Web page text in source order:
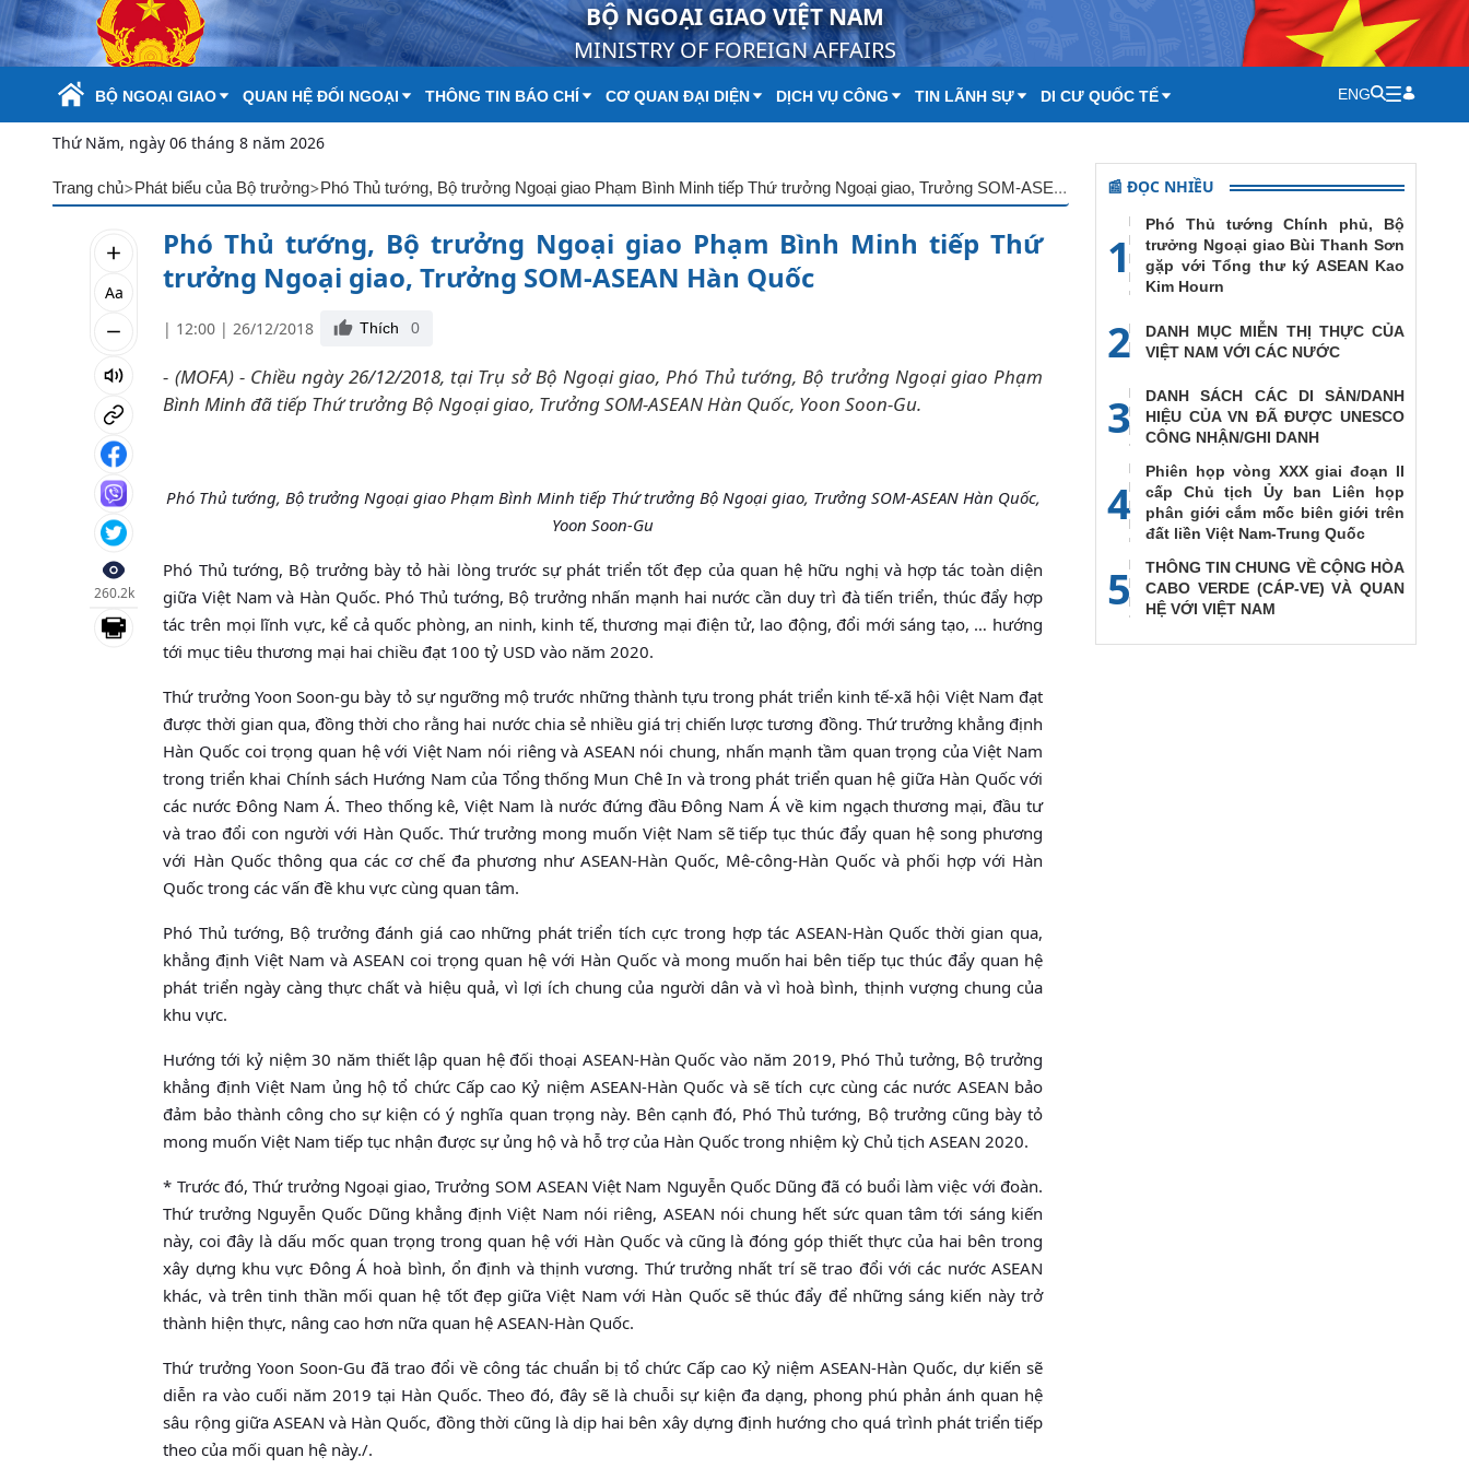
Skip to Main Content BỘ NGOẠI GIAO VIỆT NAM
MINISTRY OF FOREIGN AFFAIRS
BỘ NGOẠI GIAO QUAN HỆ ĐỐI NGOẠI THÔNG TIN BÁO CHÍ CƠ QUAN ĐẠI DIỆN DỊCH VỤ CÔNG TIN LÃNH SỰ DI CƯ QUỐC TẾ ENG
Thứ Năm, ngày 06 tháng 8 năm 2026
Trang chủ>Phát biểu của Bộ trưởng> Phó Thủ tướng, Bộ trưởng Ngoại giao Phạm Bình Minh tiếp Thứ trưởng Ngoại giao, Trưởng SOM-ASEAN Hàn Quốc
Aa
260.2k
Phó Thủ tướng, Bộ trưởng Ngoại giao Phạm Bình Minh tiếp Thứ
trưởng Ngoại giao, Trưởng SOM-ASEAN Hàn Quốc
| 12:00 | 26/12/2018 Thích 0
- (MOFA) - Chiều ngày 26/12/2018, tại Trụ sở Bộ Ngoại giao, Phó Thủ tướng, Bộ trưởng Ngoại giao Phạm
Bình Minh đã tiếp Thứ trưởng Bộ Ngoại giao, Trưởng SOM-ASEAN Hàn Quốc, Yoon Soon-Gu.
Phó Thủ tướng, Bộ trưởng Ngoại giao Phạm Bình Minh tiếp Thứ trưởng Bộ Ngoại giao, Trưởng SOM-ASEAN Hàn Quốc,
Yoon Soon-Gu
Phó Thủ tướng, Bộ trưởng bày tỏ hài lòng trước sự phát triển tốt đẹp của quan hệ hữu nghị và hợp tác toàn diện
giữa Việt Nam và Hàn Quốc. Phó Thủ tướng, Bộ trưởng nhấn mạnh hai nước cần duy trì đà tiến triển, thúc đẩy hợp
tác trên mọi lĩnh vực, kể cả quốc phòng, an ninh, kinh tế, thương mại điện tử, lao động, đổi mới sáng tạo, … hướng
tới mục tiêu thương mại hai chiều đạt 100 tỷ USD vào năm 2020.
Thứ trưởng Yoon Soon-gu bày tỏ sự ngưỡng mộ trước những thành tựu trong phát triển kinh tế-xã hội Việt Nam đạt
được thời gian qua, đồng thời cho rằng hai nước chia sẻ nhiều giá trị chiến lược tương đồng. Thứ trưởng khẳng định
Hàn Quốc coi trọng quan hệ với Việt Nam nói riêng và ASEAN nói chung, nhấn mạnh tầm quan trọng của Việt Nam
trong triển khai Chính sách Hướng Nam của Tổng thống Mun Chê In và trong phát triển quan hệ giữa Hàn Quốc với
các nước Đông Nam Á. Theo thống kê, Việt Nam là nước đứng đầu Đông Nam Á về kim ngạch thương mại, đầu tư
và trao đổi con người với Hàn Quốc. Thứ trưởng mong muốn Việt Nam sẽ tiếp tục thúc đẩy quan hệ song phương
với Hàn Quốc thông qua các cơ chế đa phương như ASEAN-Hàn Quốc, Mê-công-Hàn Quốc và phối hợp với Hàn
Quốc trong các vấn đề khu vực cùng quan tâm.
Phó Thủ tướng, Bộ trưởng đánh giá cao những phát triển tích cực trong hợp tác ASEAN-Hàn Quốc thời gian qua,
khẳng định Việt Nam và ASEAN coi trọng quan hệ với Hàn Quốc và mong muốn hai bên tiếp tục thúc đẩy quan hệ
phát triển ngày càng thực chất và hiệu quả, vì lợi ích chung của người dân và vì hoà bình, thịnh vượng chung của
khu vực.
Hướng tới kỷ niệm 30 năm thiết lập quan hệ đối thoại ASEAN-Hàn Quốc vào năm 2019, Phó Thủ tưởng, Bộ trưởng
khẳng định Việt Nam ủng hộ tổ chức Cấp cao Kỷ niệm ASEAN-Hàn Quốc và sẽ tích cực cùng các nước ASEAN bảo
đảm bảo thành công cho sự kiện có ý nghĩa quan trọng này. Bên cạnh đó, Phó Thủ tướng, Bộ trưởng cũng bày tỏ
mong muốn Việt Nam tiếp tục nhận được sự ủng hộ và hỗ trợ của Hàn Quốc trong nhiệm kỳ Chủ tịch ASEAN 2020.
* Trước đó, Thứ trưởng Ngoại giao, Trưởng SOM ASEAN Việt Nam Nguyễn Quốc Dũng đã có buổi làm việc với đoàn.
Thứ trưởng Nguyễn Quốc Dũng khẳng định Việt Nam nói riêng, ASEAN nói chung hết sức quan tâm tới sáng kiến
này, coi đây là dấu mốc quan trọng trong quan hệ với Hàn Quốc và cũng là đóng góp thiết thực của hai bên trong
xây dựng khu vực Đông Á hoà bình, ổn định và thịnh vương. Thứ trưởng nhất trí sẽ trao đổi với các nước ASEAN
khác, và trên tinh thần mối quan hệ tốt đẹp giữa Việt Nam với Hàn Quốc sẽ thúc đẩy để những sáng kiến này trở
thành hiện thực, nâng cao hơn nữa quan hệ ASEAN-Hàn Quốc.
Thứ trưởng Yoon Soon-Gu đã trao đổi về công tác chuẩn bị tổ chức Cấp cao Kỷ niệm ASEAN-Hàn Quốc, dự kiến sẽ
diễn ra vào cuối năm 2019 tại Hàn Quốc. Theo đó, đây sẽ là chuỗi sự kiện đa dạng, phong phú phản ánh quan hệ
sâu rộng giữa ASEAN và Hàn Quốc, đồng thời cũng là dịp hai bên xây dựng định hướng cho quá trình phát triển tiếp
theo của mối quan hệ này./.
📰 ĐỌC NHIỀU
1
Phó Thủ tướng Chính phủ, Bộ
trưởng Ngoại giao Bùi Thanh Sơn
gặp với Tổng thư ký ASEAN Kao
Kim Hourn
2
DANH MỤC MIỄN THỊ THỰC CỦA
VIỆT NAM VỚI CÁC NƯỚC
3
DANH SÁCH CÁC DI SẢN/DANH
HIỆU CỦA VN ĐÃ ĐƯỢC UNESCO
CÔNG NHẬN/GHI DANH
4
Phiên họp vòng XXX giai đoạn II
cấp Chủ tịch Ủy ban Liên họp
phân giới cắm mốc biên giới trên
đất liền Việt Nam-Trung Quốc
5
THÔNG TIN CHUNG VỀ CỘNG HÒA
CABO VERDE (CÁP-VE) VÀ QUAN
HỆ VỚI VIỆT NAM